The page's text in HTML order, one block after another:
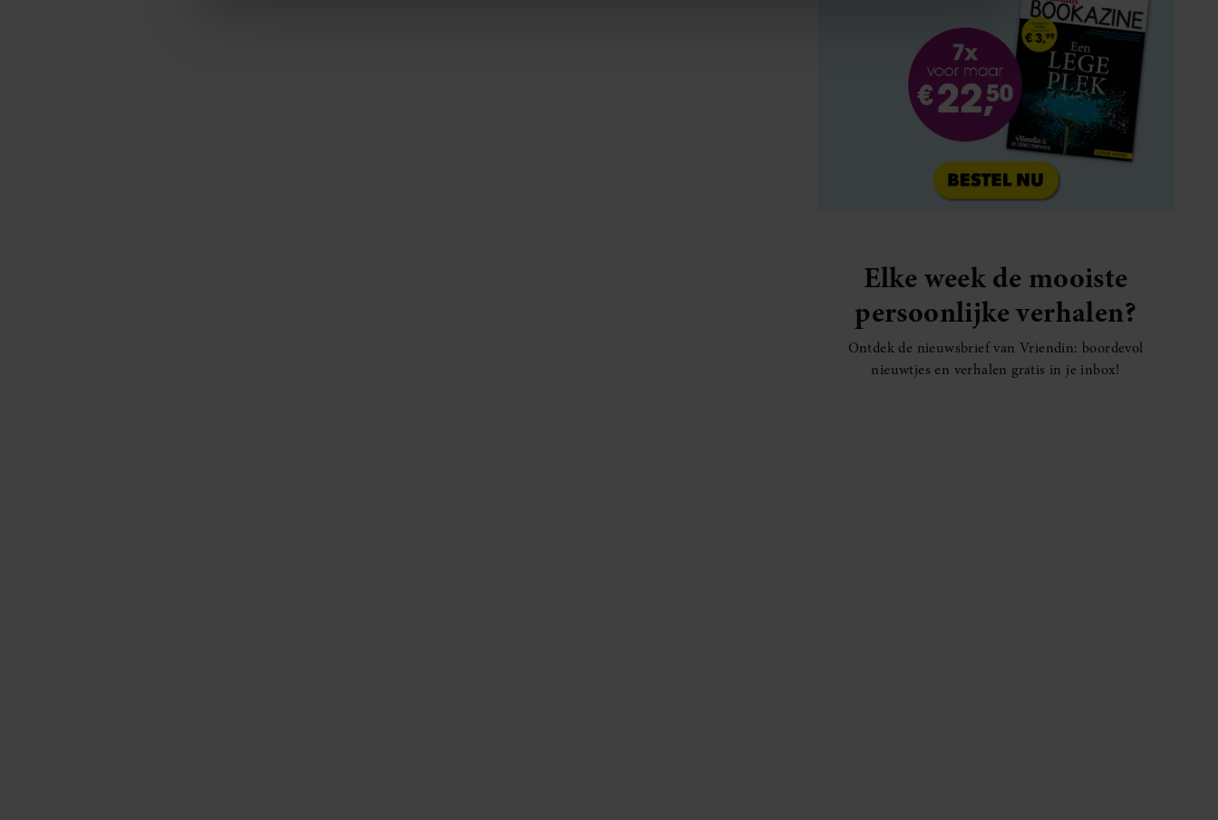
media, adverteren en analyse. Deze partners kunnen deze gegevens combineren met andere informatie die u aan ze heeft
verstrekt of die ze hebben verzameld op basis van uw gebruik van hun services. U gaat akkoord met onze cookies als u
Elke week de mooiste
persoonlijke verhalen?
Ontdek de nieuwsbrief van Vriendin: boordevol
nieuwtjes en verhalen gratis in je inbox!